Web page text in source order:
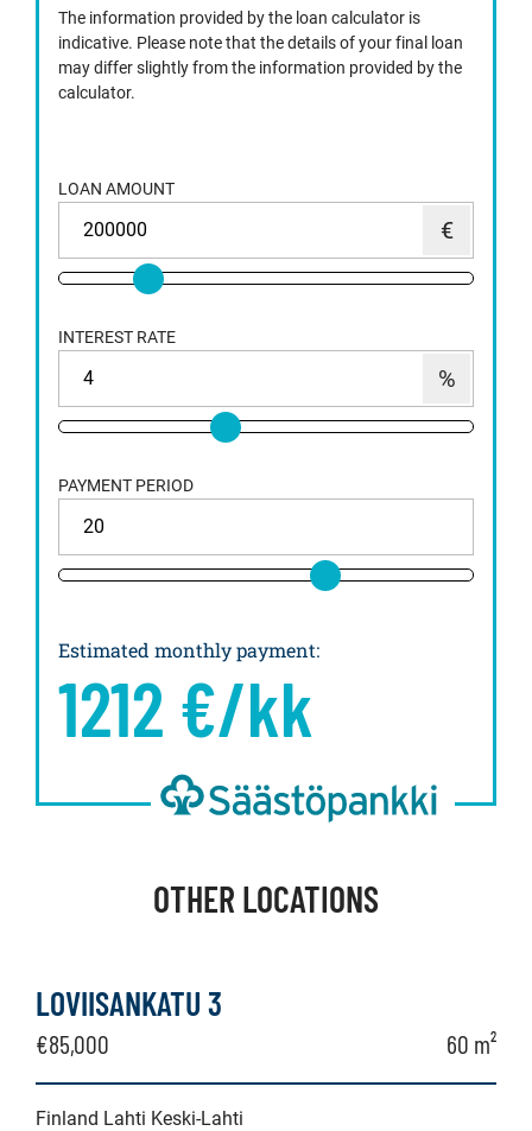
The information provided by the loan calculator is
indicative. Please note that the details of your final loan
may differ slightly from the information provided by the
calculator.
LOAN AMOUNT
INTEREST RATE
PAYMENT PERIOD
Estimated monthly payment:
1212 €/kk
OTHER LOCATIONS
LOVIISANKATU 3
€85,000 60 m²
Finland Lahti Keski-Lahti